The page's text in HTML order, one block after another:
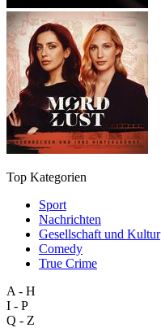
Top Kategorien
Sport
Nachrichten
Gesellschaft und Kultur
Comedy
True Crime
A - H
I - P
Q - Z